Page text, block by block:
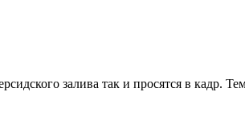
залива так и просятся в кадр.